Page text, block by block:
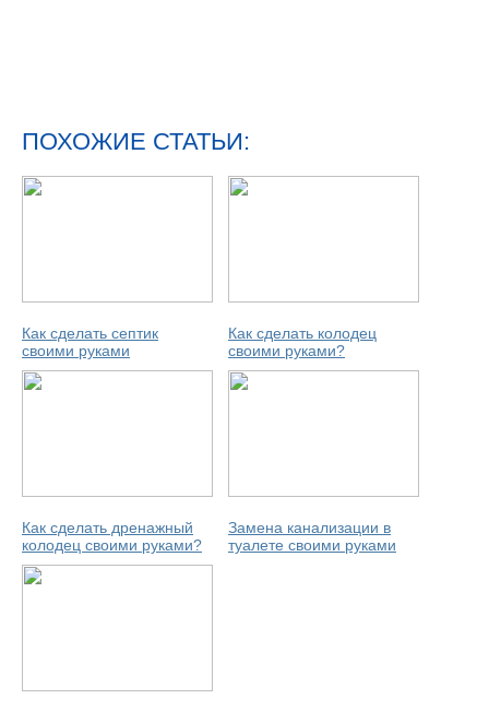
ПОХОЖИЕ СТАТЬИ:
Как сделать септик
своими руками
Как сделать колодец
своими руками?
Как сделать дренажный
колодец своими руками?
Замена канализации в
туалете своими руками